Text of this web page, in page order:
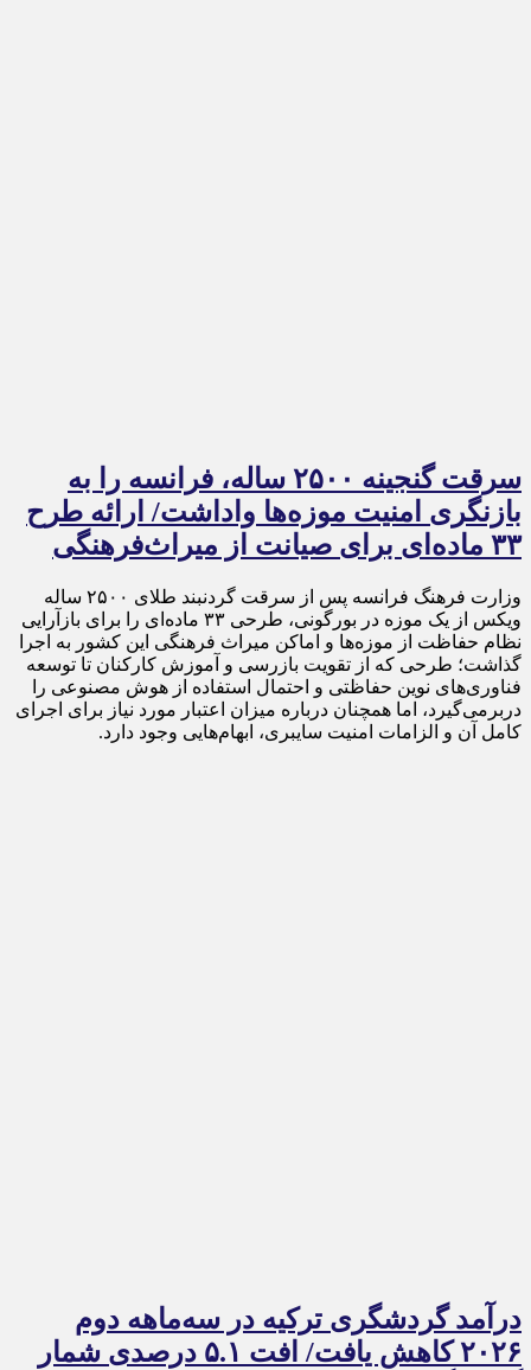
سرقت گنجینه ۲۵۰۰ ساله، فرانسه را به
بازنگری امنیت موزه‌ها واداشت/ ارائه طرح
۳۳ ماده‌ای برای صیانت از میراث‌فرهنگی
وزارت فرهنگ فرانسه پس از سرقت گردنبند طلای ۲۵۰۰ ساله
ویکس از یک موزه در بورگونی، طرحی ۳۳ ماده‌ای را برای بازآرایی
نظام حفاظت از موزه‌ها و اماکن میراث فرهنگی این کشور به اجرا
گذاشت؛ طرحی که از تقویت بازرسی و آموزش کارکنان تا توسعه
فناوری‌های نوین حفاظتی و احتمال استفاده از هوش مصنوعی را
دربرمی‌گیرد، اما همچنان درباره میزان اعتبار مورد نیاز برای اجرای
کامل آن و الزامات امنیت سایبری، ابهام‌هایی وجود دارد.
درآمد گردشگری ترکیه در سه‌ماهه دوم
۲۰۲۶ کاهش یافت/ افت ۵.۱ درصدی شمار